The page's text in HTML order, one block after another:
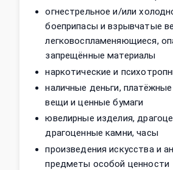
огнестрельное и/или
боеприпасы и взрывчатые
легковоспламеняющиеся,
запрещённые материалы
наркотические и
наличные деньги,
вещи и ценные бумаги
ювелирные изделия,
драгоценные камни, часы
произведения искусства и
предметы особой ценности